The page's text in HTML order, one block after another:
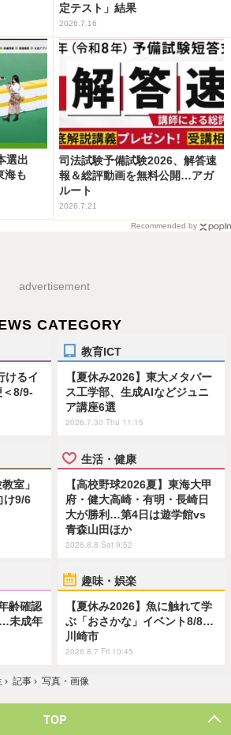
定テスト」結果
2026.7.16
選出
海も
司法試験予備試験2026、解答速
報＆総評動画を無料公開…アガ
ルート
2026.7.21
Recommended by
advertisement
CATEGORY
けるイ
8/9-
教育ICT
【夏休み2026】東大メタバー
ス工学部、生成AIなどジュニ
ア講座6選
2026.7.30 Thu 11:15
室」
け9/6
生活・健康
【高校野球2026夏】東海大甲
府・健大高崎・有明・長崎日
大が勝利…第4日は遊学館vs
青森山田ほか
2026.8.8 Sat 9:52
齢確認
未成年
趣味・娯楽
【夏休み2026】魚に触れて学
ぶ「おさかな」イベント8/8…
川崎市
2026.8.7 Fri 10:45
› 記事 › 写真・画像
TOP